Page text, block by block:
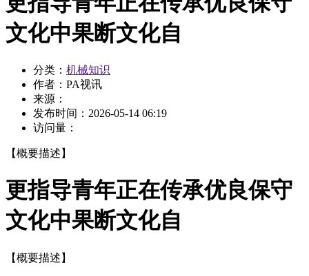
文化中果断文化自
分类： 机械知识
作者：PA视讯
来源：
发布时间： 2026-05-14 06:19
访问量：
【概要描述】
更指导青年正在传承优良保守
文化中果断文化自
【概要描述】